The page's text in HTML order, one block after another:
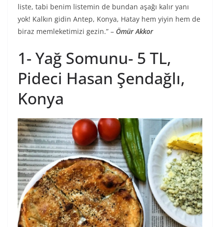
liste, tabi benim listemin de bundan aşağı kalır yanı
yok! Kalkın gidin Antep, Konya, Hatay hem yiyin hem de
biraz memleketimizi gezin.” – Ömür Akkor
1- Yağ Somunu- 5 TL,
Pideci Hasan Şendağlı,
Konya